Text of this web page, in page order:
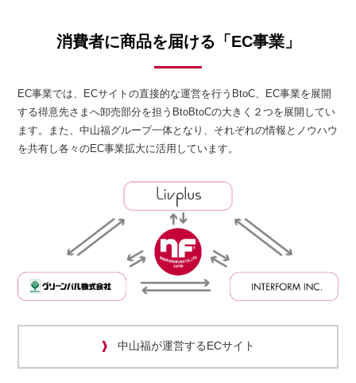
消費者に商品を届ける「EC事業」
EC事業では、ECサイトの直接的な運営を行うBtoC、EC事業を展開
する得意先さまへ卸売部分を担うBtoBtoCの大きく２つを展開してい
ます。また、中山福グループ一体となり、それぞれの情報とノウハウ
を共有し各々のEC事業拡大に活用しています。
中山福が運営するECサイト